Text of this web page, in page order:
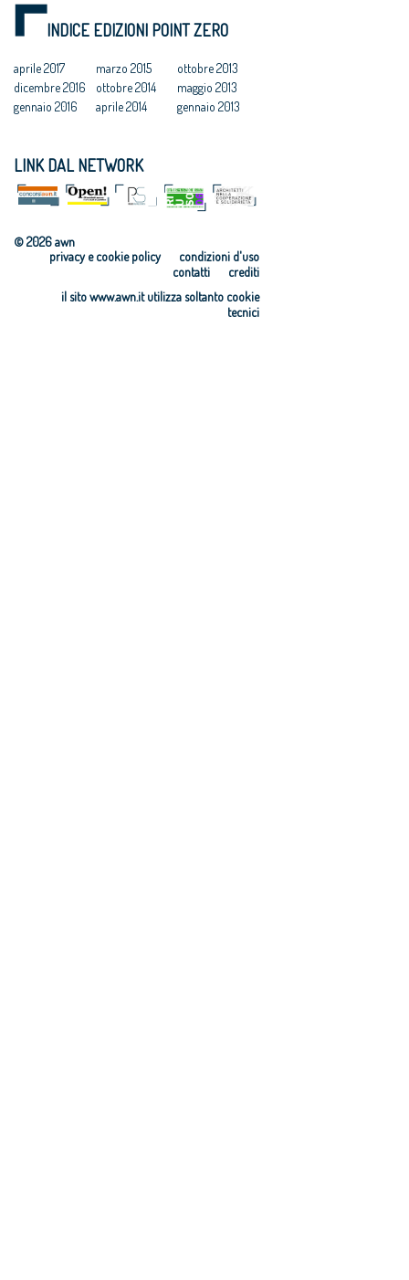
& Landscape
Nazionale
efficienza
INDICE EDIZIONI POINT ZERO
aprile 2017
dicembre 2016
gennaio 2016
marzo 2015
ottobre 2014
aprile 2014
ottobre 2013
maggio 2013
gennaio 2013
LINK DAL NETWORK
© 2026 awn
condizioni d'uso
privacy e cookie policy
crediti
contatti
il sito www.awn.it utilizza soltanto cookie
tecnici